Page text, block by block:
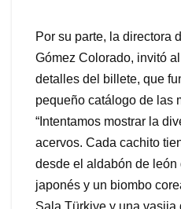
Por su parte, la directora
Gómez Colorado, invitó
detalles del billete, que
pequeño catálogo de las
“Intentamos mostrar la
acervos. Cada cachito
desde el aldabón de
japonés y un biombo